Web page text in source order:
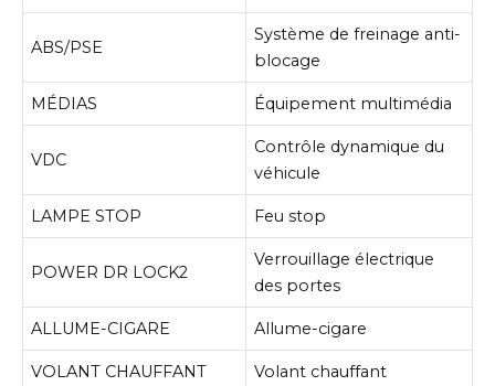
ABS/PSE
Système de freinage anti-
blocage
MÉDIAS Équipement multimédia
VDC
Contrôle dynamique du
véhicule
LAMPE STOP Feu stop
POWER DR LOCK2
Verrouillage électrique
des portes
ALLUME-CIGARE Allume-cigare
VOLANT CHAUFFANT Volant chauffant